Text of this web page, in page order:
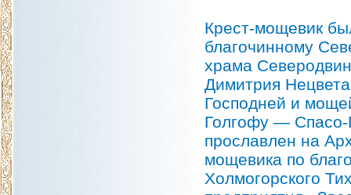
Крест-мощевик
благочинному
храма
Димитрия
Господней и
Голгофу — Спасо-
прославлен на
мощевика по
Холмогорского